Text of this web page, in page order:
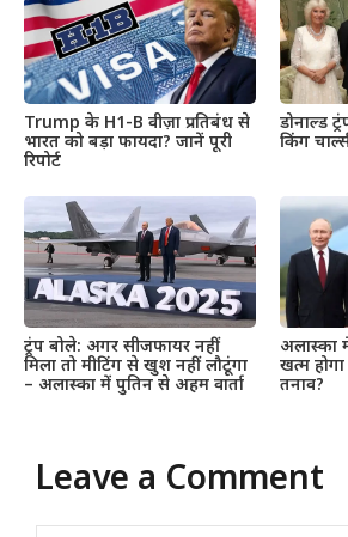
Trump के H1-B वीज़ा प्रतिबंध से
भारत को बड़ा फायदा? जानें पूरी
रिपोर्ट
डोनाल्ड
किंग
ट्रंप बोले: अगर सीजफायर नहीं
मिला तो मीटिंग से खुश नहीं लौटूंगा
– अलास्का में पुतिन से अहम वार्ता
अलास्का
खत्म
तनाव?
Leave a Comment